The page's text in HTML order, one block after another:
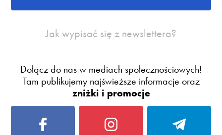
Jak wypisać się z newslettera?
Dołącz do nas w mediach społecznościowych!
Tam publikujemy najświeższe informacje oraz
zniżki i promocje